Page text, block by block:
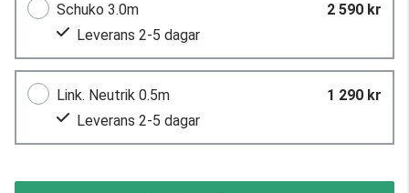
Schuko 3.0m
2 590 kr
Leverans 2-5 dagar
Link. Neutrik 0.5m
1 290 kr
Leverans 2-5 dagar